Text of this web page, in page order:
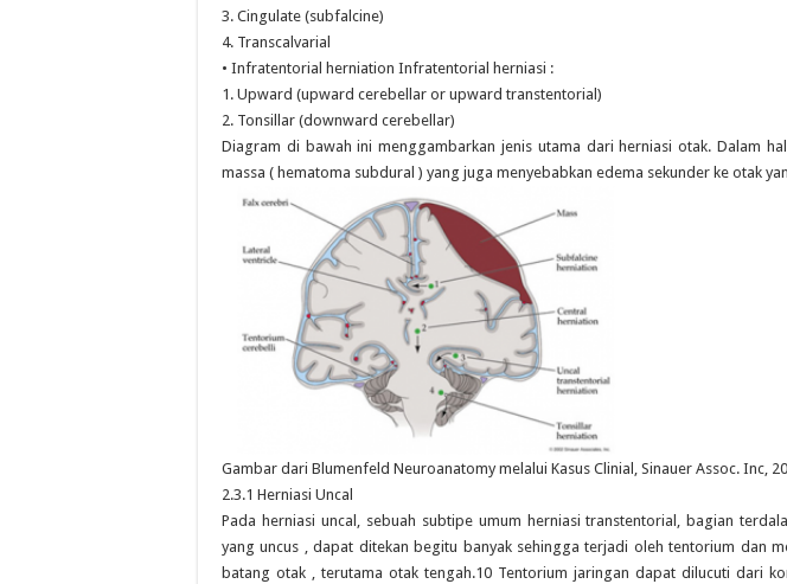
3. Cingulate (subfalcine)
4. Transcalvarial
• Infratentorial herniation Infratentorial herniasi :
1. Upward (upward cerebellar or upward transtentorial)
2. Tonsillar (downward cerebellar)
Diagram di bawah ini menggambarkan jenis utama dari herniasi otak. Dalam
massa ( hematoma subdural ) yang juga menyebabkan edema sekunder ke otak
Gambar dari Blumenfeld Neuroanatomy melalui Kasus Clinial, Sinauer Assoc. Inc,
2.3.1 Herniasi Uncal
Pada herniasi uncal, sebuah subtipe umum herniasi transtentorial, bagian
yang uncus , dapat ditekan begitu banyak sehingga terjadi oleh tentorium dan
batang otak , terutama otak tengah.10 Tentorium jaringan dapat dilucuti dari